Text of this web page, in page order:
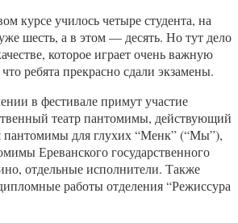
курсе училось четыре студента, на
шесть, а в этом — десять. Но тут дело
которое играет очень важную
ребята прекрасно сдали экзамены.
в фестивале примут участие
театр пантомимы, действующий
пантомимы для глухих “Менк” (“Мы”),
Ереванского государственного
отдельные исполнители. Также
работы отделения “Режиссура